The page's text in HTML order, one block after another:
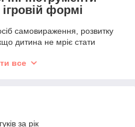
формі
самовираження, розвитку
дитина не мріє стати
розвиваючих іграшок.
Пром». Це відмінне
та веселитись. Такі елементи
все
за рік